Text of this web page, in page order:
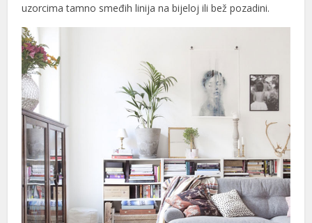
uzorcima tamno smeđih linija na bijeloj ili bež pozadini.